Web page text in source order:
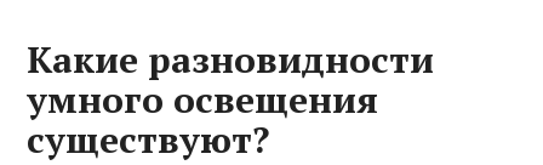
Какие разновидности
умного освещения
существуют?